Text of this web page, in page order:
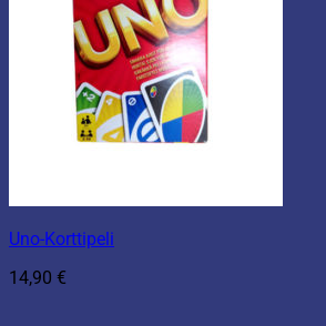
Uno-Korttipeli
14,90 €